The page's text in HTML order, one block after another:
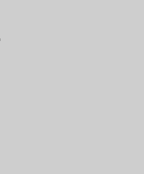
или Диктовки,